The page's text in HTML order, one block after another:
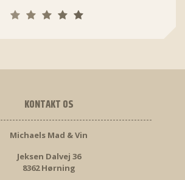
KONTAKT OS
Michaels Mad & Vin
Jeksen Dalvej 36
8362 Hørning